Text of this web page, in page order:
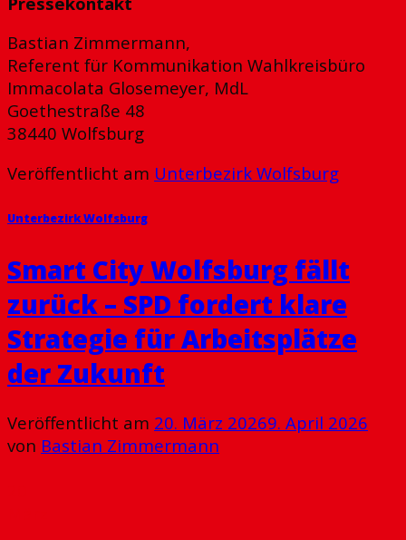
Bastian Zimmermann,
Referent für Kommunikation Wahlkreisbüro
Immacolata Glosemeyer, MdL
Goethestraße 48
38440 Wolfsburg
Veröffentlicht am Unterbezirk Wolfsburg
Unterbezirk Wolfsburg
Smart City Wolfsburg fällt
zurück – SPD fordert klare
Strategie für Arbeitsplätze
der Zukunft
Veröffentlicht am 20. März 20269. April 2026
von Bastian Zimmermann